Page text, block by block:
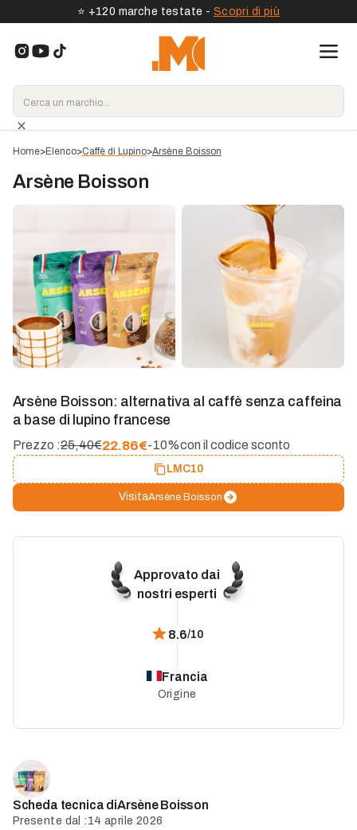
⭐️ +120 marche testate - Scopri di più
Home>Elenco>Caffè di Lupino>Arsène Boisson
Arsène Boisson
Arsène Boisson: alternativa al caffè senza caffeina
a base di lupino francese
Prezzo :25,40€22.86€-10%con il codice sconto
LMC10
VisitaArsène Boisson
Approvato dai
nostri esperti
8.6/10
Francia
Origine
Scheda tecnica diArsène Boisson
Presente dal : 14 aprile 2026